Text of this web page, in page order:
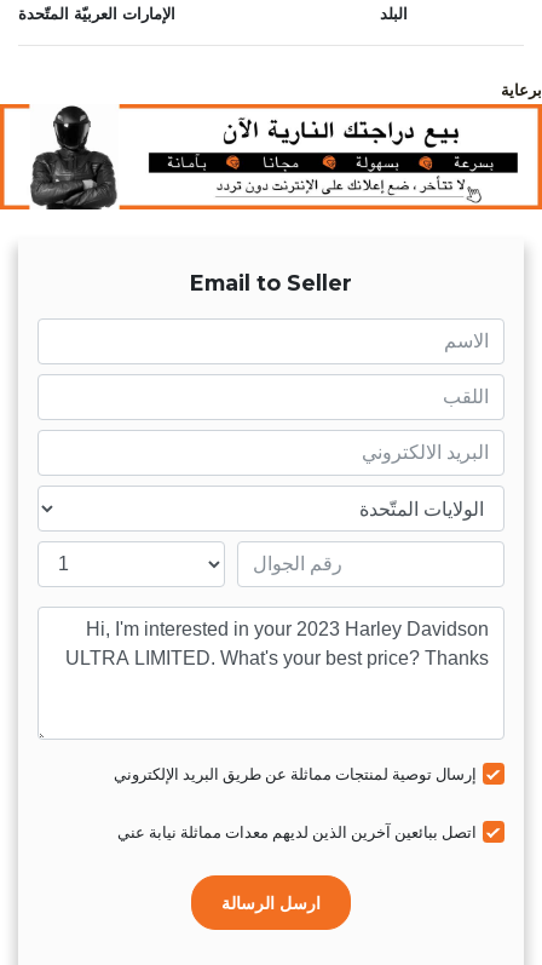
البلد
الإمارات العربيّة المتّحدة
برعاية
Email to Seller
Mobile number
إرسال توصية لمنتجات مماثلة عن طريق البريد الإلكتروني
اتصل ببائعين آخرين الذين لديهم معدات مماثلة نيابة عني
ارسل الرسالة